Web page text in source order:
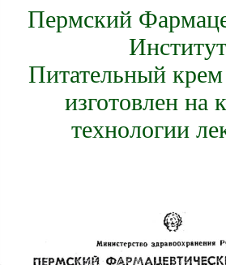
Пермский
Институт
Питательный
изготовлен на
технологии